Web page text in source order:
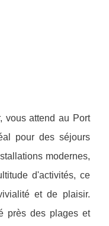
vous attend au Port
pour des séjours
modernes,
d'activités, ce
et de plaisir.
près des plages et